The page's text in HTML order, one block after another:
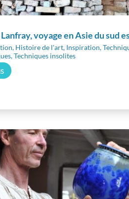
voyage en Asie du sud
, Histoire de l'art, Inspiration,
,Techniques insolites